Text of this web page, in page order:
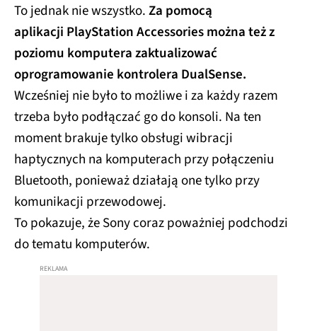
To jednak nie wszystko.Za pomocą
aplikacji PlayStation Accessories można też z
poziomu komputera zaktualizować
oprogramowanie kontrolera DualSense.
Wcześniej nie było to możliwe i za każdy razem
trzeba było podłączać go do konsoli. Na ten
moment brakuje tylko obsługi wibracji
haptycznych na komputerach przy połączeniu
Bluetooth, ponieważ działają one tylko przy
komunikacji przewodowej.
To pokazuje, że Sony coraz poważniej podchodzi
do tematu komputerów.